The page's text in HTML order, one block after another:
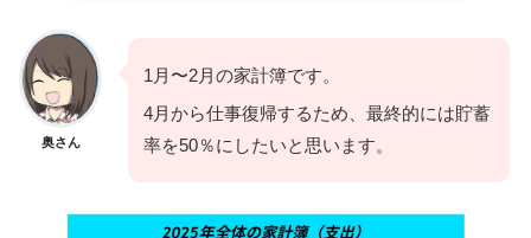
奥さん
1月〜2月の家計簿です。
4月から仕事復帰するため、最終的には貯蓄
率を50％にしたいと思います。